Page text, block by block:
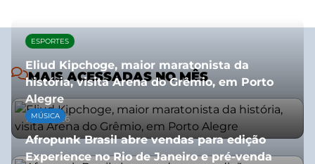
MAIS ACESSADAS NO MÊS
ESPORTES
Eliud Kipchoge, maior maratonista da
história, visita Arena do Grêmio, em Porto
Alegre
10/07/2026
MÚSICA
Afropunk Brasil abre vendas para edição
Experience no Rio de Janeiro e pré-venda